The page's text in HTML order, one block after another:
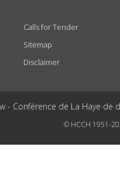
Calls for Tender
Sitemap
Disclaimer
- Conférence de La Haye
© HCCH 1951-